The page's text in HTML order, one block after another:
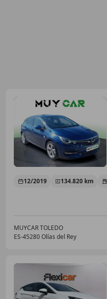
12/2019 134.820 km
MUYCAR TOLEDO
ES-45280 Olías del Rey